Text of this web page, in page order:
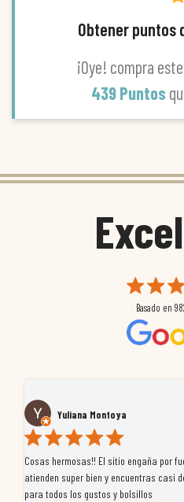
Obtener puntos
¡Oye! compra
439 Puntos
Basado en
Yuliana Montoya
Cosas hermosas!! El sitio engaña por
atienden super bien y encuentras casi
para todos los gustos y bolsillos